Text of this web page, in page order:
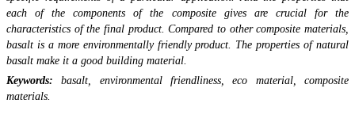
each of the components of the composite gives are crucial for the
characteristics of the final product. Compared to other composite materials,
basalt is a more environmentally friendly product. The properties of natural
basalt make it a good building material.
Keywords:
basalt, environmental friendliness, eco material, composite
materials.